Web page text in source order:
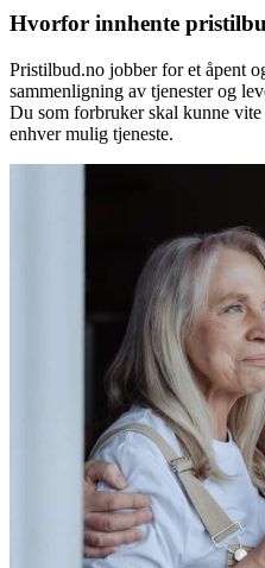
Hvorfor innhente
Pristilbud.no jobber for et åpent
sammenligning av tjenester og
Du som forbruker skal kunne vite
enhver mulig tjeneste.